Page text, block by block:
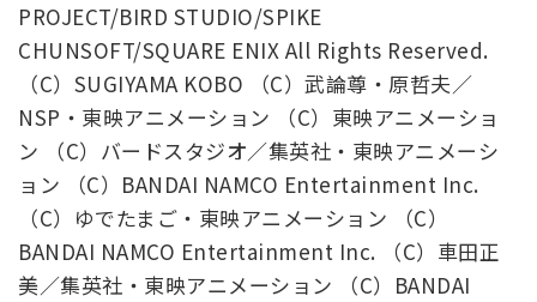
PROJECT/BIRD STUDIO/SPIKE
CHUNSOFT/SQUARE ENIX All Rights Reserved.
（C）SUGIYAMA KOBO （C）武論尊・原哲夫／
NSP・東映アニメーション （C）東映アニメーショ
ン （C）バードスタジオ／集英社・東映アニメーシ
ョン （C）BANDAI NAMCO Entertainment Inc.
（C）ゆでたまご・東映アニメーション （C）
BANDAI NAMCO Entertainment Inc. （C）車田正
美／集英社・東映アニメーション （C）BANDAI